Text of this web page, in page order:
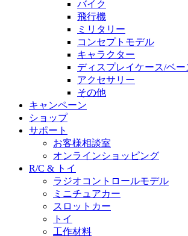
バイク
飛行機
ミリタリー
コンセプトモデル
キャラクター
ディスプレイケース/ベー
アクセサリー
その他
キャンペーン
ショップ
サポート
お客様相談室
オンラインショッピング
R/C & トイ
ラジオコントロールモデル
ミニチュアカー
スロットカー
トイ
工作材料